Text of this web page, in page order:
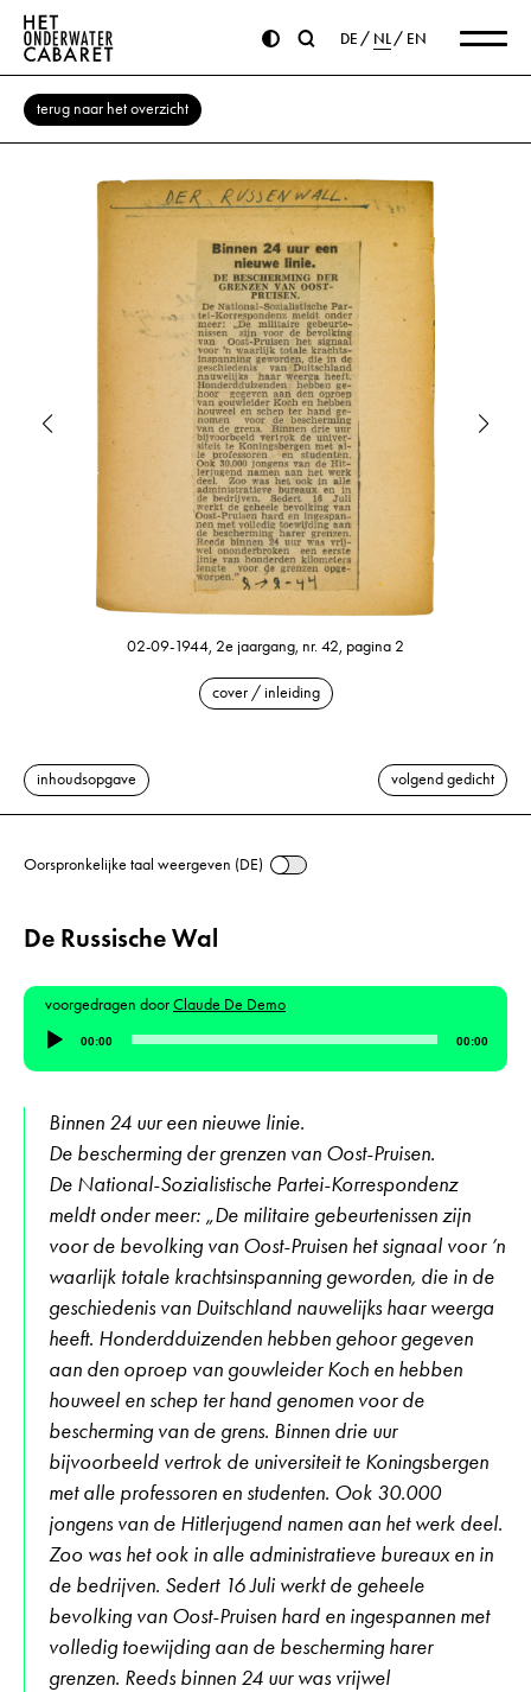
DE NL EN
terug naar het overzicht
02-09-1944, 2e jaargang, nr. 42, pagina 2
cover / inleiding
inhoudsopgave volgend gedicht
Oorspronkelijke taal weergeven (DE)
De Russische Wal
voorgedragen doorClaude De Demo
Audiospeler
00:00 00:00
Binnen 24 uur een nieuwe linie.
De bescherming der grenzen van Oost-Pruisen.
De National-Sozialistische Partei-Korrespondenz
meldt onder meer: „De militaire gebeurtenissen zijn
voor de bevolking van Oost-Pruisen het signaal voor ’n
waarlijk totale krachtsinspanning geworden, die in de
geschiedenis van Duitschland nauwelijks haar weerga
heeft. Honderdduizenden hebben gehoor gegeven
aan den oproep van gouwleider Koch en hebben
houweel en schep ter hand genomen voor de
bescherming van de grens. Binnen drie uur
bijvoorbeeld vertrok de universiteit te Koningsbergen
met alle professoren en studenten. Ook 30.000
jongens van de Hitlerjugend namen aan het werk deel.
Zoo was het ook in alle administratieve bureaux en in
de bedrijven. Sedert 16 Juli werkt de geheele
bevolking van Oost-Pruisen hard en ingespannen met
volledig toewijding aan de bescherming harer
grenzen. Reeds binnen 24 uur was vrijwel